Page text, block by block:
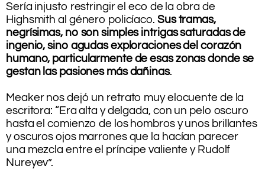
Sería injusto restringir el eco de la obra de
Highsmith al género policíaco. Sus tramas,
negrísimas, no son simples intrigas saturadas de
ingenio, sino agudas exploraciones del corazón
humano, particularmente de esas zonas donde se
gestan las pasiones más dañinas.
Meaker nos dejó un retrato muy elocuente de la
escritora: “Era alta y delgada, con un pelo oscuro
hasta el comienzo de los hombros y unos brillantes
y oscuros ojos marrones que la hacían parecer
una mezcla entre el príncipe valiente y Rudolf
Nureyev”.